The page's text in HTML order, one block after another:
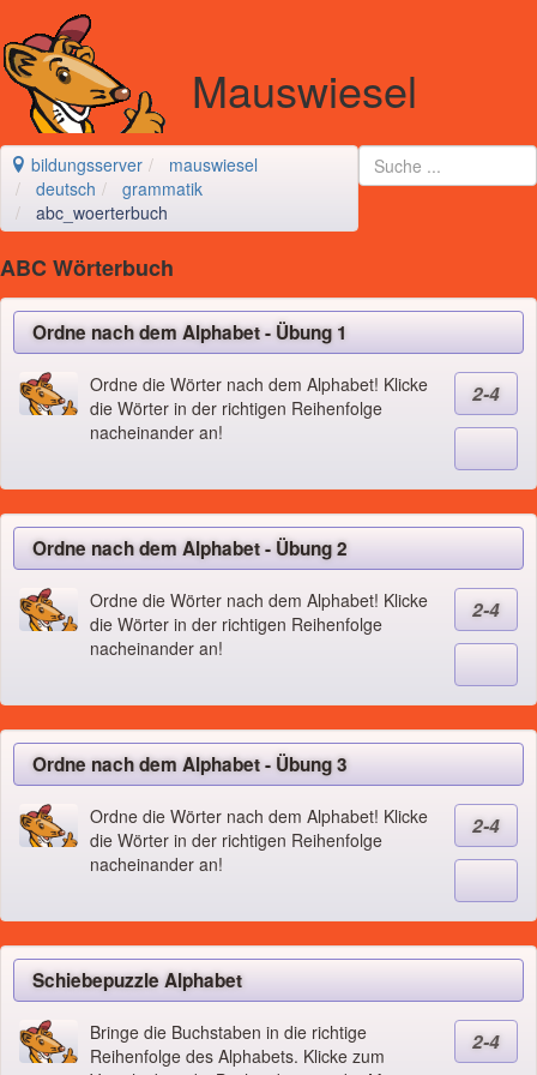
Mauswiesel
bildungsserver
mauswiesel
deutsch
grammatik
abc_woerterbuch
ABC Wörterbuch
Ordne nach dem Alphabet - Übung 1
Ordne die Wörter nach dem Alphabet! Klicke
die Wörter in der richtigen Reihenfolge
nacheinander an!
2-4
Ordne nach dem Alphabet - Übung 2
Ordne die Wörter nach dem Alphabet! Klicke
die Wörter in der richtigen Reihenfolge
nacheinander an!
2-4
Ordne nach dem Alphabet - Übung 3
Ordne die Wörter nach dem Alphabet! Klicke
die Wörter in der richtigen Reihenfolge
nacheinander an!
2-4
Schiebepuzzle Alphabet
Bringe die Buchstaben in die richtige
Reihenfolge des Alphabets. Klicke zum
2-4